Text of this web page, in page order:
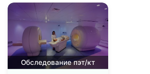
Обследование пэт/кт